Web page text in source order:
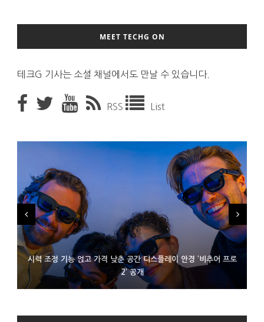
MEET TECHG ON
테크G 기사는 소셜 채널에서도 만날 수 있습니다.
RSS List
시력 조정 기능 얹고 가격 낮춘 공간 디스플레이 안경 ‘비추어 프로
2’ 공개
D램 부족에 10억달러어치 아이폰18 프로세서 패키징 대기 중
300~400달러 반지형 스피커 준비하는 오픈AI